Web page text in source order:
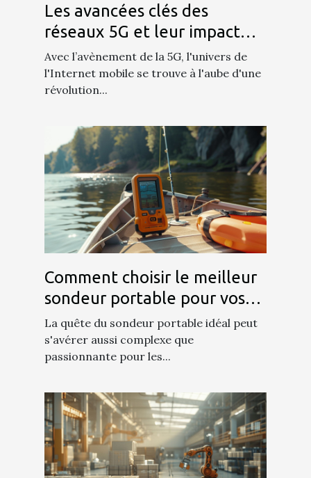
Les avancées clés des
réseaux 5G et leur impact
sur l'Internet mobile
Avec l’avènement de la 5G, l'univers de
l'Internet mobile se trouve à l'aube d'une
révolution...
Comment choisir le meilleur
sondeur portable pour vos
activités de pêche
La quête du sondeur portable idéal peut
s'avérer aussi complexe que
passionnante pour les...